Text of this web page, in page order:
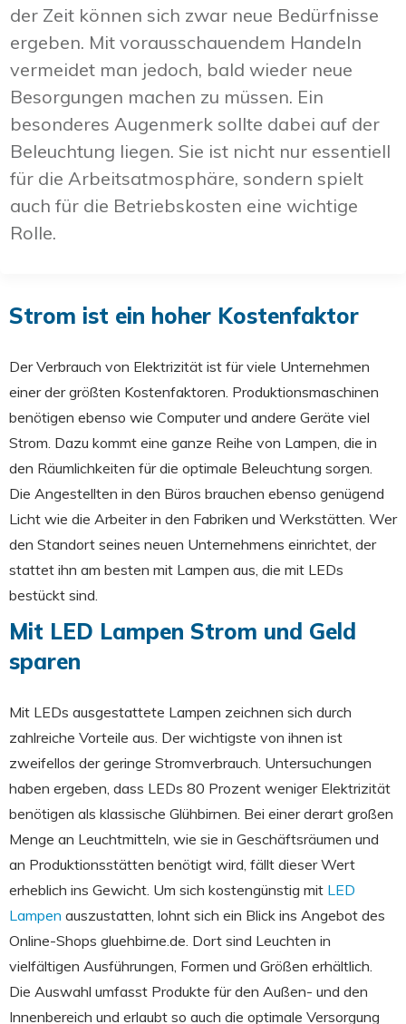
der Zeit können sich zwar neue Bedürfnisse
ergeben. Mit vorausschauendem Handeln
vermeidet man jedoch, bald wieder neue
Besorgungen machen zu müssen. Ein
besonderes Augenmerk sollte dabei auf der
Beleuchtung liegen. Sie ist nicht nur essentiell
für die Arbeitsatmosphäre, sondern spielt
auch für die Betriebskosten eine wichtige
Rolle.
Strom ist ein hoher Kostenfaktor
Der Verbrauch von Elektrizität ist für viele Unternehmen
einer der größten Kostenfaktoren. Produktionsmaschinen
benötigen ebenso wie Computer und andere Geräte viel
Strom. Dazu kommt eine ganze Reihe von Lampen, die in
den Räumlichkeiten für die optimale Beleuchtung sorgen.
Die Angestellten in den Büros brauchen ebenso genügend
Licht wie die Arbeiter in den Fabriken und Werkstätten. Wer
den Standort seines neuen Unternehmens einrichtet, der
stattet ihn am besten mit Lampen aus, die mit LEDs
bestückt sind.
Mit LED Lampen Strom und Geld
sparen
Mit LEDs ausgestattete Lampen zeichnen sich durch
zahlreiche Vorteile aus. Der wichtigste von ihnen ist
zweifellos der geringe Stromverbrauch. Untersuchungen
haben ergeben, dass LEDs 80 Prozent weniger Elektrizität
benötigen als klassische Glühbirnen. Bei einer derart großen
Menge an Leuchtmitteln, wie sie in Geschäftsräumen und
an Produktionsstätten benötigt wird, fällt dieser Wert
erheblich ins Gewicht. Um sich kostengünstig mit LED
Lampen auszustatten, lohnt sich ein Blick ins Angebot des
Online-Shops gluehbirne.de. Dort sind Leuchten in
vielfältigen Ausführungen, Formen und Größen erhältlich.
Die Auswahl umfasst Produkte für den Außen- und den
Innenbereich und erlaubt so auch die optimale Versorgung